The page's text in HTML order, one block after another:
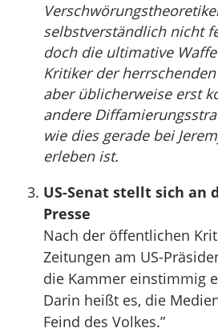
selbstverständlich nicht
doch die ultimative
Kritiker der
aber üblicherweise erst
andere
wie dies gerade bei
erleben ist.
US-Senat stellt sich an
Presse
Nach der öffentlichen
Zeitungen am US-
die Kammer einstimmig
Darin heißt es, die
Feind des Volkes.”